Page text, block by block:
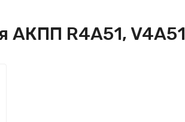
АКПП R4A51, V4A51